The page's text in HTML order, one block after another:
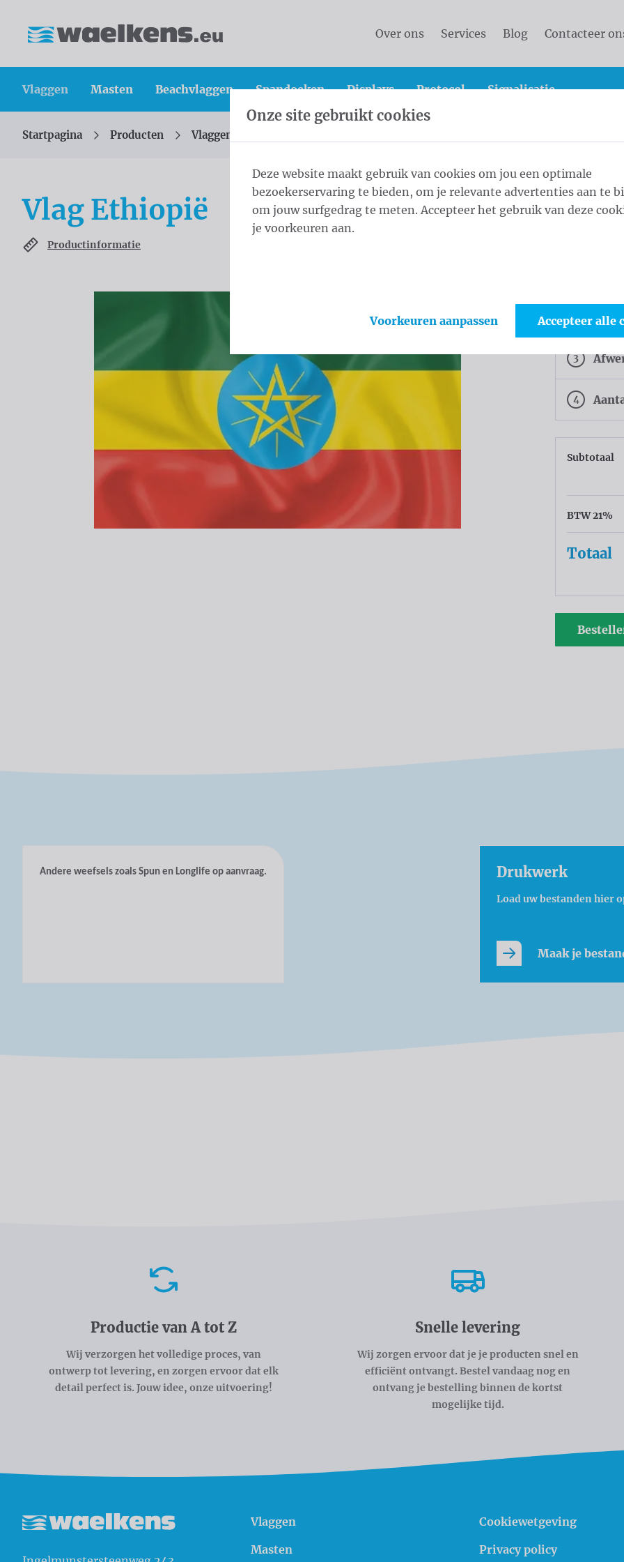
Over ons Services Blog Contacteer
Vlaggen Masten Beachvlaggen Spandoeken Displays Protocol Signalisatie
U bevindt zich hier:
Startpagina Producten Vlaggen
Vlag Ethiopië
Productinformatie
1
2
3
4
Subtotaal
BTW 21%
Totaal
Andere weefsels zoals Spun en Longlife op aanvraag. Drukwerk
Load uw bestanden hier
Maak je
Productie van A tot Z
Wij verzorgen het volledige proces, van
ontwerp tot levering, en zorgen ervoor dat elk
detail perfect is. Jouw idee, onze uitvoering!
Snelle levering
Wij zorgen ervoor dat je je producten snel en
efficiënt ontvangt. Bestel vandaag nog en
ontvang je bestelling binnen de kortst
mogelijke tijd.
Vlaggen
Masten
Cookiewetgeving
Privacy policy
Onze site gebruikt cookies
Deze website maakt gebruik van cookies om jou een optimale
bezoekerservaring te bieden, om je relevante advertenties aan te
om jouw surfgedrag te meten. Accepteer het gebruik van deze
je voorkeuren aan.
Voorkeuren aanpassen Accepteer alle